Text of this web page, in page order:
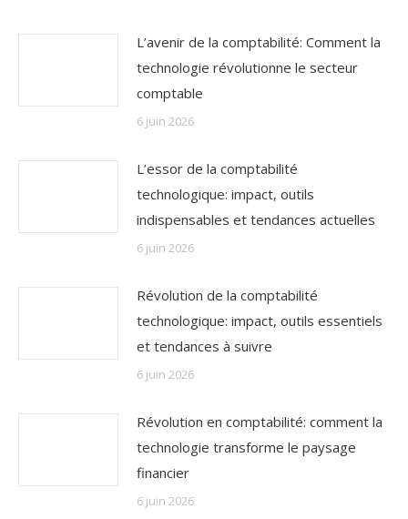
L’avenir de la comptabilité: Comment la
technologie révolutionne le secteur
comptable
6 juin 2026
L’essor de la comptabilité
technologique: impact, outils
indispensables et tendances actuelles
6 juin 2026
Révolution de la comptabilité
technologique: impact, outils essentiels
et tendances à suivre
6 juin 2026
Révolution en comptabilité: comment la
technologie transforme le paysage
financier
6 juin 2026